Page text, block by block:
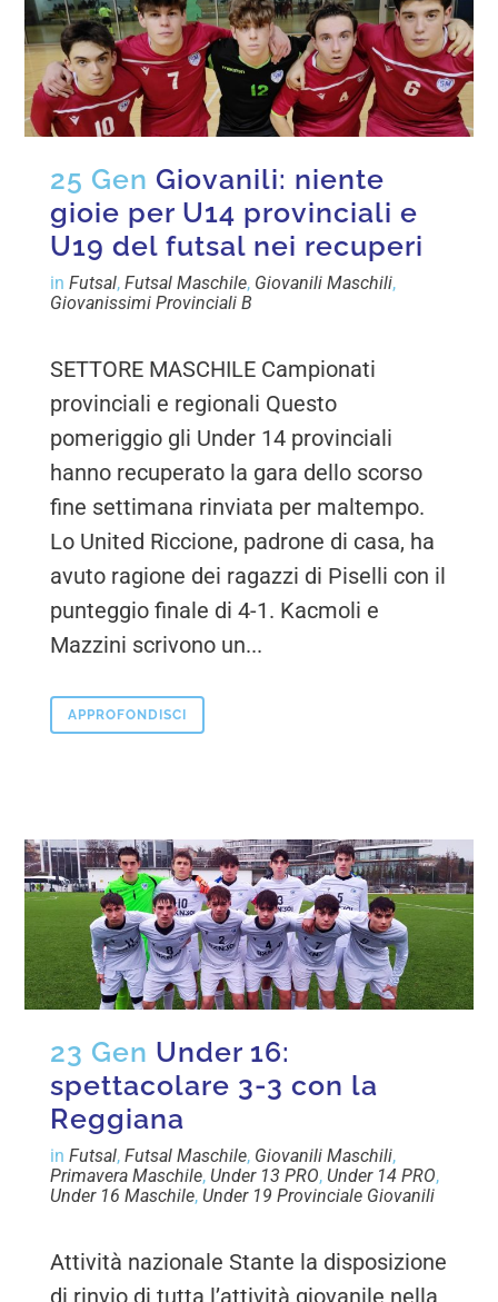
25 Gen Giovanili: niente
gioie per U14 provinciali e
U19 del futsal nei recuperi
inFutsal,Futsal Maschile, Giovanili Maschili,
Giovanissimi Provinciali B
SETTORE MASCHILE Campionati
provinciali e regionali Questo
pomeriggio gli Under 14 provinciali
hanno recuperato la gara dello scorso
fine settimana rinviata per maltempo.
Lo United Riccione, padrone di casa, ha
avuto ragione dei ragazzi di Piselli con il
punteggio finale di 4-1. Kacmoli e
Mazzini scrivono un...
APPROFONDISCI
23 Gen Under 16:
spettacolare 3-3 con la
Reggiana
inFutsal,Futsal Maschile, Giovanili Maschili,
Primavera Maschile, Under 13 PRO, Under 14 PRO,
Under 16 Maschile, Under 19 Provinciale Giovanili
Attività nazionale Stante la disposizione
di rinvio di tutta l’attività giovanile nella